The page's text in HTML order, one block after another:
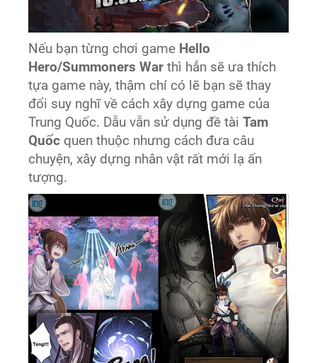
Nếu bạn từng chơi game Hello
Hero/Summoners War thì hẳn sẽ ưa thích
tựa game này, thậm chí có lẽ bạn sẽ thay
đổi suy nghĩ về cách xây dựng game của
Trung Quốc. Dẫu vẫn sử dụng đề tàiTam
Quốc quen thuộc nhưng cách đưa câu
chuyện, xây dựng nhân vật rất mới lạ ấn
tượng.